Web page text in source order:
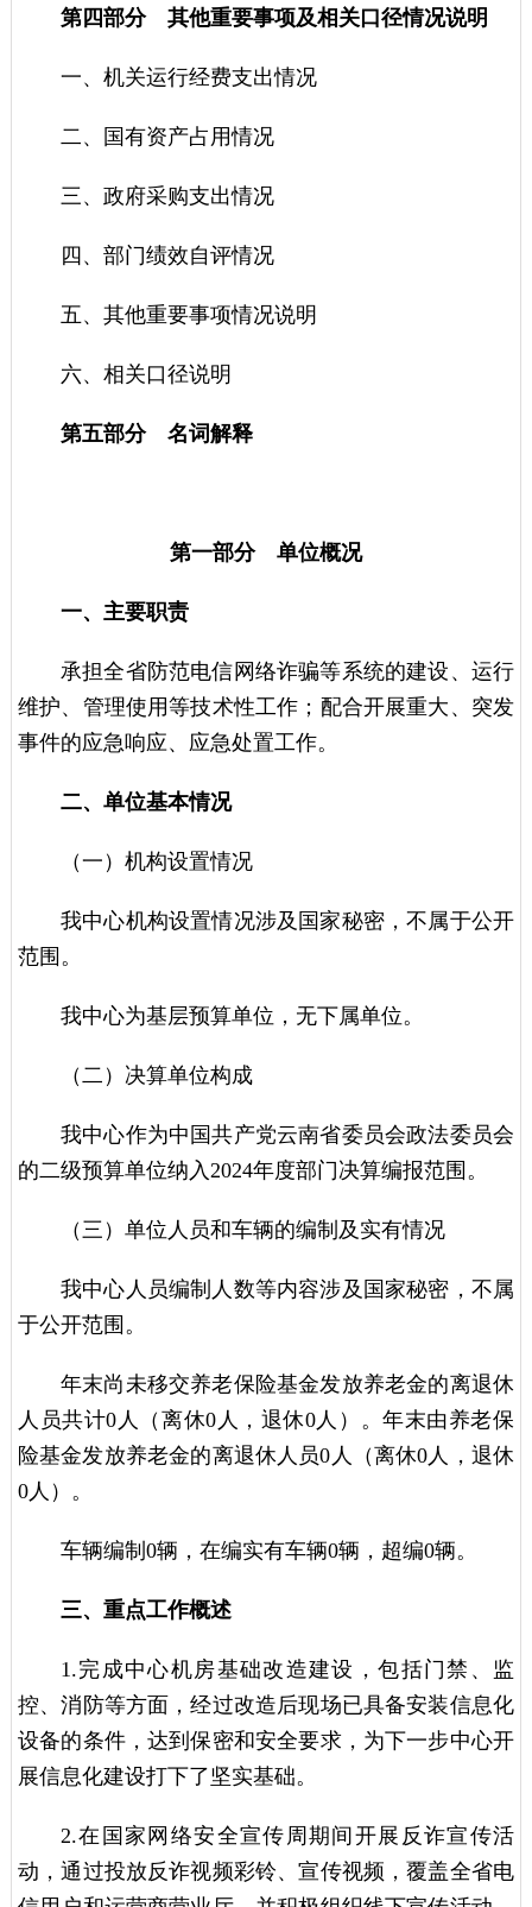
第四部分 其他重要事项及相关口径情况说明
一、机关运行经费支出情况
二、国有资产占用情况
三、政府采购支出情况
四、部门绩效自评情况
五、其他重要事项情况说明
六、相关口径说明
第五部分 名词解释
第一部分 单位概况
一、主要职责
承担全省防范电信网络诈骗等系统的建设、运行
维护、管理使用等技术性工作；配合开展重大、突发
事件的应急响应、应急处置工作。
二、单位基本情况
（一）机构设置情况
我中心机构设置情况涉及国家秘密，不属于公开
范围。
我中心为基层预算单位，无下属单位。
（二）决算单位构成
我中心作为中国共产党云南省委员会政法委员会
的二级预算单位纳入2024年度部门决算编报范围。
（三）单位人员和车辆的编制及实有情况
我中心人员编制人数等内容涉及国家秘密，不属
于公开范围。
年末尚未移交养老保险基金发放养老金的离退休
人员共计0人（离休0人，退休0人）。年末由养老保
险基金发放养老金的离退休人员0人（离休0人，退休
0人）。
车辆编制0辆，在编实有车辆0辆，超编0辆。
三、重点工作概述
1.完成中心机房基础改造建设，包括门禁、监
控、消防等方面，经过改造后现场已具备安装信息化
设备的条件，达到保密和安全要求，为下一步中心开
展信息化建设打下了坚实基础。
2.在国家网络安全宣传周期间开展反诈宣传活
动，通过投放反诈视频彩铃、宣传视频，覆盖全省电